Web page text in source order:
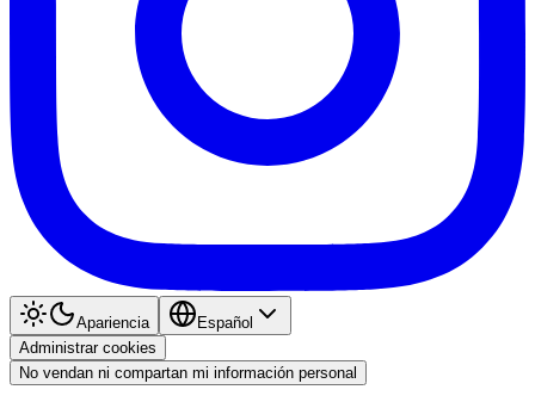
Apariencia
Español
Administrar cookies
No vendan ni compartan mi información personal